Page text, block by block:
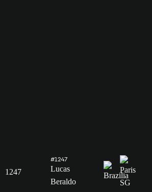
1247
#1247
Lucas
Beraldo